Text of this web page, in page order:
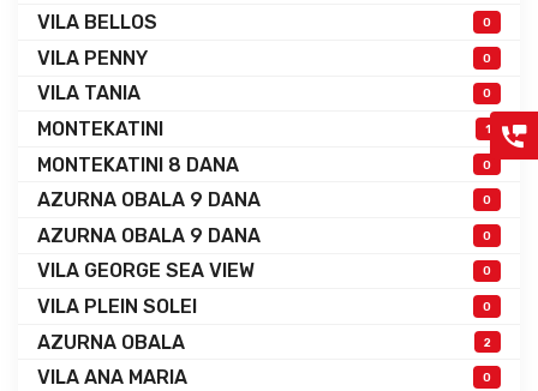
VILA BELLOS 0
VILA PENNY 0
VILA TANIA 0
MONTEKATINI 1
MONTEKATINI 8 DANA 0
AZURNA OBALA 9 DANA 0
AZURNA OBALA 9 DANA 0
VILA GEORGE SEA VIEW 0
VILA PLEIN SOLEI 0
AZURNA OBALA 2
VILA ANA MARIA 0